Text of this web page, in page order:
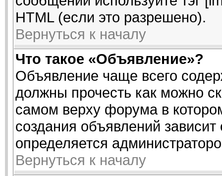
HTML (если это разрешено).
Вернуться к началу
Что такое «Объявление»?
Объявление чаще всего
должны прочесть как можно
самом верху форума в
создания объявлений
определяется
Вернуться к началу